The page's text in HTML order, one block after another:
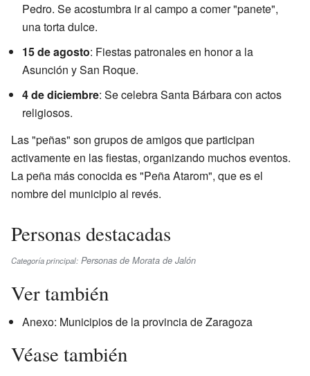
Pedro. Se acostumbra ir al campo a comer "panete",
una torta dulce.
15 de agosto: Fiestas patronales en honor a la
Asunción y San Roque.
4 de diciembre: Se celebra Santa Bárbara con actos
religiosos.
Las "peñas" son grupos de amigos que participan
activamente en las fiestas, organizando muchos eventos.
La peña más conocida es "Peña Atarom", que es el
nombre del municipio al revés.
Personas destacadas
Categoría principal: Personas de Morata de Jalón
Ver también
Anexo: Municipios de la provincia de Zaragoza
Véase también